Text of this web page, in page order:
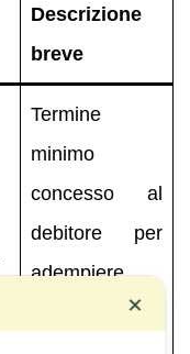
Descrizione
breve
Termine
minimo
concesso al
debitore per
adempiere
spontaneamen
✕